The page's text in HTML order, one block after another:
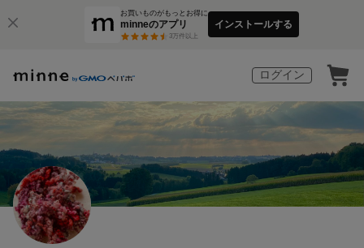
お買いものがもっとお得に
minneのアプリ
3万件以上
インストールする
ログイン